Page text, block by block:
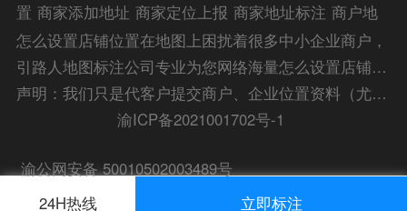
置 商家添加地址 商家定位上报 商家地址标注 商户地
址注册 商户位置标注 商户添加位置 商家位置服务 商
家添加位置 商户位置入驻 位置添加店名 商家位置注
册 商户位置标注服务 公司添加位置 商家添加微信定
添加门店微信 商家定位服务 商家定位信息
家位置标注 商家位置定位 添加门店信息 地图服务中
门店地图显示
怎么设置店铺位置在地图上困扰着很多中小企业商户，
引路人地图标注公司专业为您网络海量怎么设置店铺位
置在地图上解答信息，为您的企业地图标注宣传保驾护
声明：我们只是代客户提交商户、企业位置资料（尤其是不会操作觉得繁琐的客户），不是地图标注平台方。所提供服务为商业有偿帮助咨询人工服务费，全程都是人工提交资料，自身并不能对第三方网站的原始内容进行编辑，请知悉。Copyright 2014-2023 zlrmaps.com
渝ICP备2021001702号-1
渝公网安备 50010502003489号
24H热线
立即标注